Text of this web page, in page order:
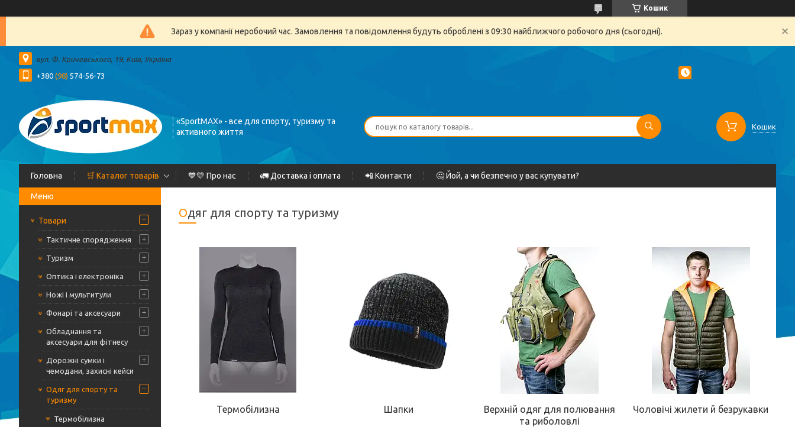
Кошик
Зараз у компанії неробочий час. Замовлення та повідомлення будуть оброблені з 09:30 найближчого робочого дня (сьогодні).
вул. Ф. Кричевського, 19, Київ, Україна
+380 (98) 574-56-73
«SportMAX» - все для спорту, туризму та
активного життя
Кошик
Головна 🛒 Каталог товарів 💙💛 Про нас 🚛 Доставка і оплата 📲 Контакти 🤔 Йой, а чи безпечно у вас купувати?
Товари
Тактичне спорядження
Туризм
Оптика і електроніка
Ножі і мультитули
Фонарі та аксесуари
Обладнання та
аксесуари для фітнесу
Дорожні сумки і
чемодани, захисні кейси
Одяг для спорту та
туризму
Термобілизна
Одяг для спорту та туризму
Термобілизна Шапки
Верхній одяг для полювання
та риболовлі
Чоловічі жилети й безрукавки